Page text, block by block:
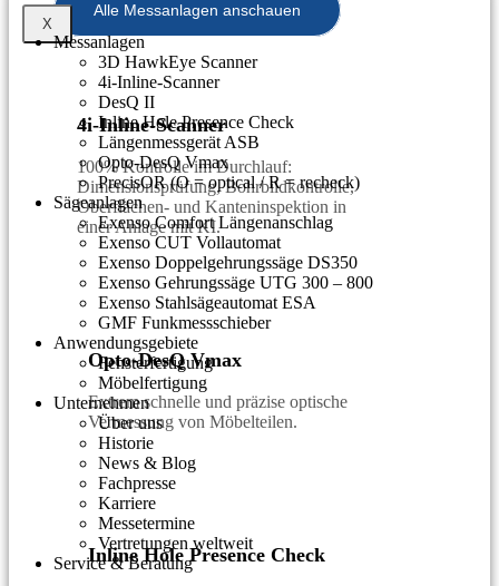
Alle Messanlagen anschauen
4i-Inline-Scanner
100% Kontrolle im Durchlauf:
Dimensionsprüfung, Bohrbildkontrolle,
Oberflächen- und Kanteninspektion in
einer Anlage mit KI.
Opto-DesQ Vmax
Extrem schnelle und präzise optische
Vermessung von Möbelteilen.
Inline Hole Presence Check
X
Messanlagen
3D HawkEye Scanner
4i-Inline-Scanner
DesQ II
Inline Hole Presence Check
Längenmessgerät ASB
Opto-DesQ Vmax
PrecisOR (O = optical / R = recheck)
Sägeanlagen
Exenso Comfort Längenanschlag
Exenso CUT Vollautomat
Exenso Doppelgehrungssäge DS350
Exenso Gehrungssäge UTG 300 – 800
Exenso Stahlsägeautomat ESA
GMF Funkmessschieber
Anwendungsgebiete
Fensterfertigung
Möbelfertigung
Unternehmen
Über uns
Historie
News & Blog
Fachpresse
Karriere
Messetermine
Vertretungen weltweit
Service & Beratung